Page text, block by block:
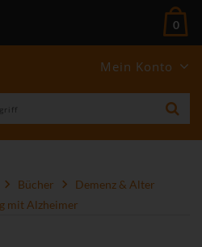
Mein Konto
0
Bücher
Demenz & Alter
mit Alzheimer